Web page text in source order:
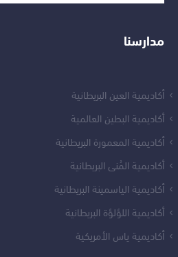
مدارسنا
أكاديمية العين البريطانية
أكاديمية البطين العالمية
أكاديمية المعمورة البريطانية
أكاديمية المُنى البريطانية
أكاديمية الياسمينة البريطانية
أكاديمية اللؤلؤة البريطانية
أكاديمية ياس الأمريكية